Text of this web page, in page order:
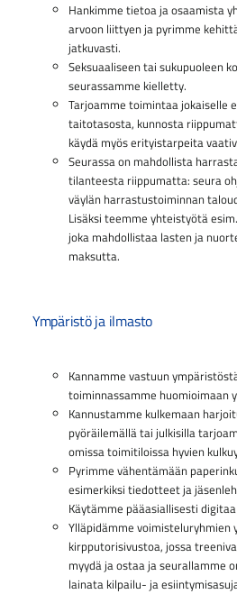
Hankimme tietoa ja osaamista
arvoon liittyen ja pyrimme
jatkuvasti.
Seksuaaliseen tai sukupuoleen
seurassamme kielletty.
Tarjoamme toimintaa jokaiselle
taitotasosta, kunnosta
käydä myös erityistarpeita
Seurassa on mahdollista
tilanteesta riippumatta: seura
väylän harrastustoiminnan
Lisäksi teemme yhteistyötä
joka mahdollistaa lasten ja
maksutta.
Ympäristö ja ilmasto
Kannamme vastuun
toiminnassamme huomioimaan
Kannustamme kulkemaan
pyöräilemällä tai julkisilla
omissa toimitiloissa hyvien
Pyrimme vähentämään
esimerkiksi tiedotteet ja
Käytämme pääasiallisesti
Ylläpidämme voimisteluryhmien
kirpputorisivustoa, jossa
myydä ja ostaa ja seurallamme
lainata kilpailu- ja